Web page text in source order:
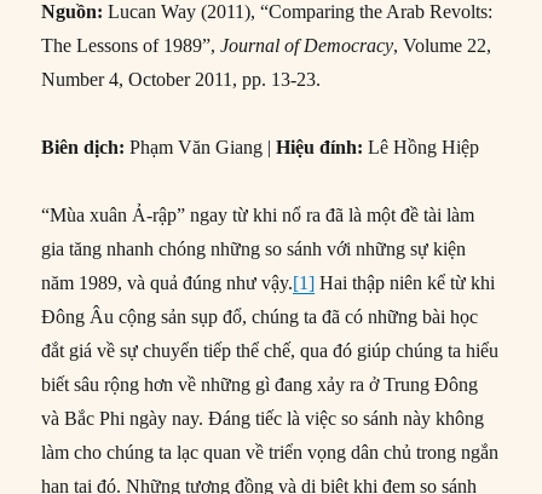
Nguồn: Lucan Way (2011), “Comparing the Arab Revolts:
The Lessons of 1989”,Journal of Democracy, Volume 22,
Number 4, October 2011, pp. 13-23.
Biên dịch: Phạm Văn Giang |Hiệu đính: Lê Hồng Hiệp
“Mùa xuân Ả-rập” ngay từ khi nổ ra đã là một đề tài làm
gia tăng nhanh chóng những so sánh với những sự kiện
năm 1989, và quả đúng như vậy.[1] Hai thập niên kể từ khi
Đông Âu cộng sản sụp đổ, chúng ta đã có những bài học
đắt giá về sự chuyển tiếp thể chế, qua đó giúp chúng ta hiểu
biết sâu rộng hơn về những gì đang xảy ra ở Trung Đông
và Bắc Phi ngày nay. Đáng tiếc là việc so sánh này không
làm cho chúng ta lạc quan về triển vọng dân chủ trong ngắn
hạn tại đó. Những tương đồng và dị biệt khi đem so sánh